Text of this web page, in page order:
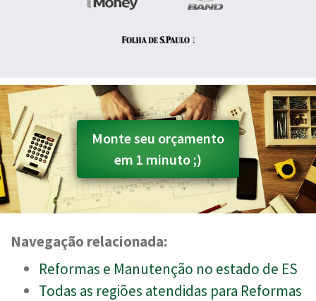
Monte seu orçamento
em 1 minuto ;)
Navegação relacionada:
Reformas e Manutenção no estado de ES
Todas as regiões atendidas para Reformas